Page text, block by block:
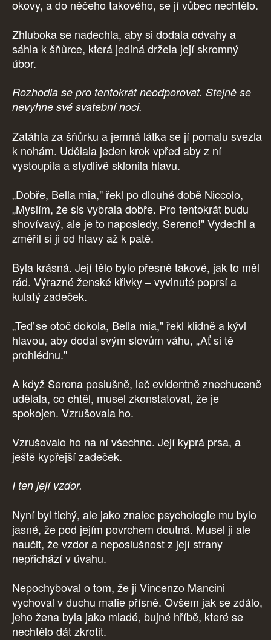
okovy, a do něčeho takového, se jí vůbec nechtělo.
Zhluboka se nadechla, aby si dodala odvahy a
sáhla k šňůrce, která jediná držela její skromný
úbor.
Rozhodla se pro tentokrát neodporovat. Stejně se
nevyhne své svatební noci.
Zatáhla za šňůrku a jemná látka se jí pomalu svezla
k nohám. Udělala jeden krok vpřed aby z ní
vystoupila a stydlivě sklonila hlavu.
„Dobře, Bella mia," řekl po dlouhé době Niccolo,
„Myslím, že sis vybrala dobře. Pro tentokrát budu
shovívavý, ale je to naposledy, Sereno!" Vydechl a
změřil si ji od hlavy až k patě.
Byla krásná. Její tělo bylo přesně takové, jak to měl
rád. Výrazné ženské křivky – vyvinuté poprsí a
kulatý zadeček.
„Teď se otoč dokola, Bella mia," řekl klidně a kývl
hlavou, aby dodal svým slovům váhu, „Ať si tě
prohlédnu."
A když Serena poslušně, leč evidentně znechuceně
udělala, co chtěl, musel zkonstatovat, že je
spokojen. Vzrušovala ho.
Vzrušovalo ho na ní všechno. Její kyprá prsa, a
ještě kypřejší zadeček.
I ten její vzdor.
Nyní byl tichý, ale jako znalec psychologie mu bylo
jasné, že pod jejím povrchem doutná. Musel ji ale
naučit, že vzdor a neposlušnost z její strany
nepřichází v úvahu.
Nepochyboval o tom, že ji Vincenzo Mancini
vychoval v duchu mafie přísně. Ovšem jak se zdálo,
jeho žena byla jako mladé, bujné hříbě, které se
nechtělo dát zkrotit.